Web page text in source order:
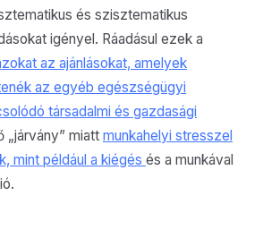
és szisztematikus
igényel. Ráadásul ezek a
az ajánlásokat, amelyek
az egyéb egészségügyi
társadalmi és gazdasági
„járvány” miatt munkahelyi stresszel
mint például a kiégés és a munkával